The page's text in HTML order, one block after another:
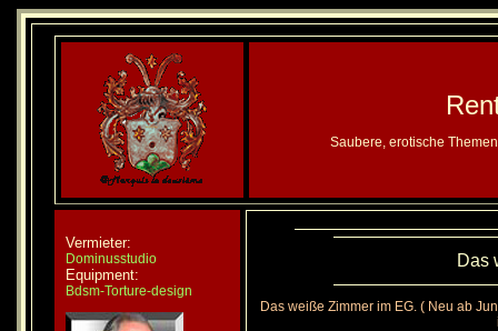
Saubere, erotische
Vermieter:
Dominusstudio
Equipment:
Bdsm-Torture-design
Das
Das weiße Zimmer im EG. ( Neu ab